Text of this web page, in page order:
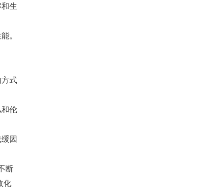
生
。
式
伦
因
断
化